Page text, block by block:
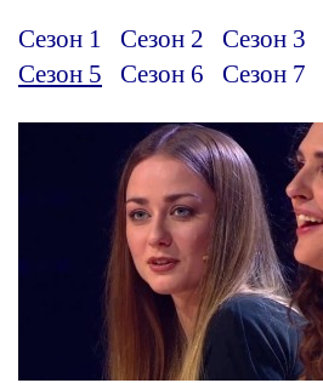
Сезон 1 Сезон 2 Сезон 3
Сезон 5
Сезон 6 Сезон 7